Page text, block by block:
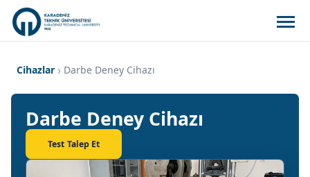
Cihazlar Darbe Deney Cihazı
Darbe Deney Cihazı
Test Talep Et